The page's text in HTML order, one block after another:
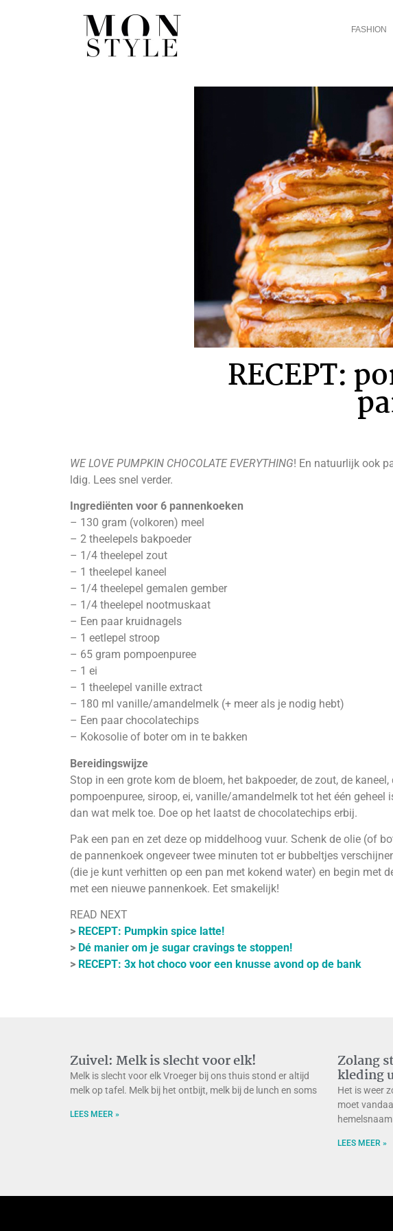
FASHION
RECEPT:
WE LOVE PUMPKIN CHOCOLATE EVERYTHING! En natuurlijk ook
ldig. Lees snel verder.
Ingrediënten voor 6 pannenkoeken
– 130 gram (volkoren) meel
– 2 theelepels bakpoeder
– 1/4 theelepel zout
– 1 theelepel kaneel
– 1/4 theelepel gemalen gember
– 1/4 theelepel nootmuskaat
– Een paar kruidnagels
– 1 eetlepel stroop
– 65 gram pompoenpuree
– 1 ei
– 1 theelepel vanille extract
– 180 ml vanille/amandelmelk (+ meer als je nodig hebt)
– Een paar chocolatechips
– Kokosolie of boter om in te bakken
Bereidingswijze
Stop in een grote kom de bloem, het bakpoeder, de zout, de
pompoenpuree, siroop, ei, vanille/amandelmelk tot het één
dan wat melk toe. Doe op het laatst de chocolatechips erbij.
Pak een pan en zet deze op middelhoog vuur. Schenk de olie (of
de pannenkoek ongeveer twee minuten tot er bubbeltjes
(die je kunt verhitten op een pan met kokend water) en begin met
met een nieuwe pannenkoek. Eet smakelijk!
READ NEXT
> RECEPT: Pumpkin spice latte!
> Dé manier om je sugar cravings te stoppen!
> RECEPT: 3x hot choco voor een knusse avond op de bank
Zuivel: Melk is slecht voor elk!
Melk is slecht voor elk Vroeger bij ons thuis stond er altijd
melk op tafel. Melk bij het ontbijt, melk bij de lunch en soms
LEES MEER »
Zolang
kleding
Het is weer
moet
LEES MEER »